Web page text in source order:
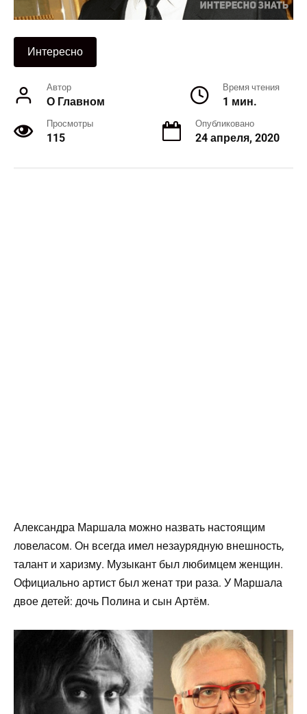
Интересно
Автор
О Главном
Время чтения
1 мин.
Просмотры
115
Опубликовано
24 апреля, 2020
Александра Маршала можно назвать настоящим
ловеласом. Он всегда имел незаурядную внешность,
талант и харизму. Музыкант был любимцем женщин.
Официально артист был женат три раза. У Маршала
двое детей: дочь Полина и сын Артём.